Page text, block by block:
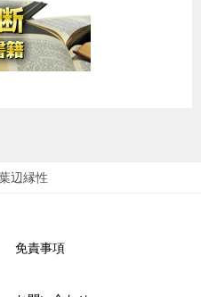
辺縁性
免責事項